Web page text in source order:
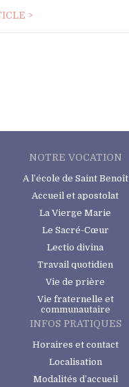
>
NOTRE VOCATION
A l’école de Saint Benoît
Accueil et apostolat
La Vierge Marie
Le Sacré-Cœur
Lectio divina
Travail quotidien
Vie de prière
Vie fraternelle et
communautaire
INFOS PRATIQUES
Horaires et contact
Localisation
Modalités d’accueil